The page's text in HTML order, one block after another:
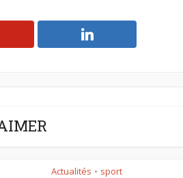
Actualités • sport